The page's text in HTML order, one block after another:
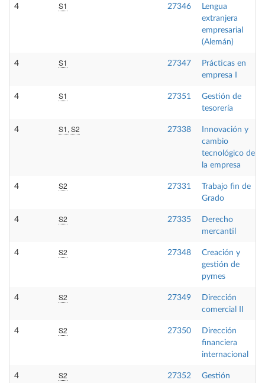
4 S1 27346
Lengua
extranjera
empresarial
(Alemán)
4 S1 27347
Prácticas en
empresa I
4 S1 27351
Gestión de
tesorería
4 S1, S2 27338
Innovación y
cambio
tecnológico de
la empresa
4 S2 27331
Trabajo fin de
Grado
4 S2 27335
Derecho
mercantil
4 S2 27348
Creación y
gestión de
pymes
4 S2 27349
Dirección
comercial II
4 S2 27350
Dirección
financiera
internacional
4 S2 27352
Gestión